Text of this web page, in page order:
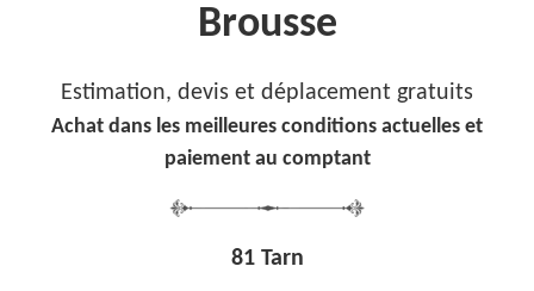
Brousse
Estimation, devis et déplacement gratuits
Achat dans les meilleures conditions actuelles et
paiement au comptant
81 Tarn